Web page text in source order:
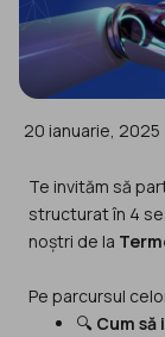
20 ianuarie, 2025
Te invităm să
structurat în 4
noștri de la
Pe parcursul
🔍 Cum